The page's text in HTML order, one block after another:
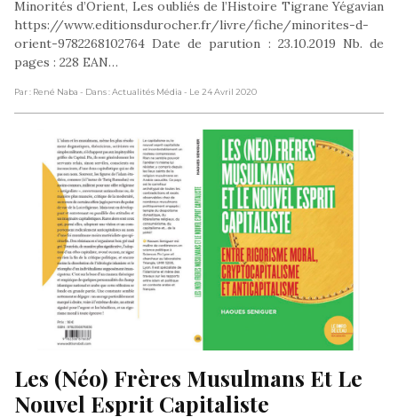
Minorités d’Orient, Les oubliés de l’Histoire Tigrane Yégavian
https://www.editionsdurocher.fr/livre/fiche/minorites-d-
orient-9782268102764 Date de parution : 23.10.2019 Nb. de
pages : 228 EAN…
Par : René Naba - Dans : Actualités Média - Le 24 Avril 2020
Les (Néo) Frères Musulmans Et Le
Nouvel Esprit Capitaliste